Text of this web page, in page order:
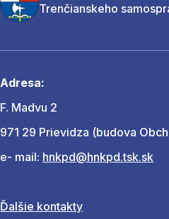
Trenčianskeho
Adresa:
F. Madvu 2
971 29 Prievidza (budova
e- mail: hnkpd@hnkpd.tsk.sk
Ďalšie kontakty